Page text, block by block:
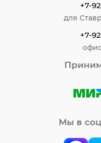
+7-
для
+7-
Мы в